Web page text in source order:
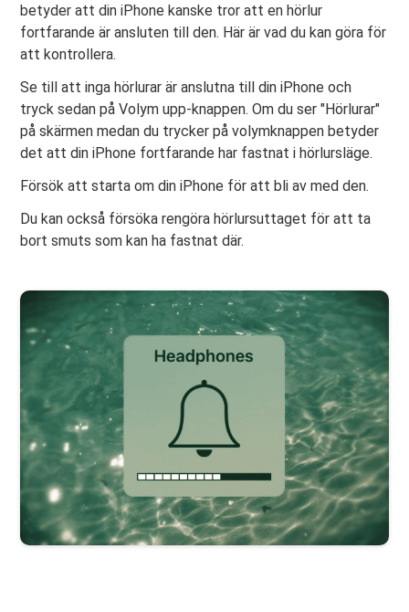
betyder att din iPhone kanske tror att en hörlur
fortfarande är ansluten till den. Här är vad du kan göra för
att kontrollera.
Se till att inga hörlurar är anslutna till din iPhone och
tryck sedan på Volym upp-knappen. Om du ser "Hörlurar"
på skärmen medan du trycker på volymknappen betyder
det att din iPhone fortfarande har fastnat i hörlursläge.
Försök att starta om din iPhone för att bli av med den.
Du kan också försöka rengöra hörlursuttaget för att ta
bort smuts som kan ha fastnat där.